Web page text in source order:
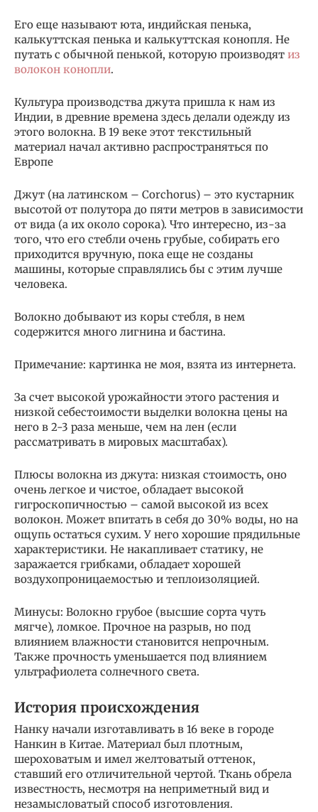
Его еще называют юта, индийская пенька,
калькуттская пенька и калькуттская конопля. Не
путать с обычной пенькой, которую производят из
волокон конопли.
Культура производства джута пришла к нам из
Индии, в древние времена здесь делали одежду из
этого волокна. В 19 веке этот текстильный
материал начал активно распространяться по
Европе
Джут (на латинском – Corchorus) – это кустарник
высотой от полутора до пяти метров в зависимости
от вида (а их около сорока). Что интересно, из-за
того, что его стебли очень грубые, собирать его
приходится вручную, пока еще не созданы
машины, которые справлялись бы с этим лучше
человека.
Волокно добывают из коры стебля, в нем
содержится много лигнина и бастина.
Примечание: картинка не моя, взята из интернета.
За счет высокой урожайности этого растения и
низкой себестоимости выделки волокна цены на
него в 2-3 раза меньше, чем на лен (если
рассматривать в мировых масштабах).
Плюсы волокна из джута: низкая стоимость, оно
очень легкое и чистое, обладает высокой
гигроскопичностью – самой высокой из всех
волокон. Может впитать в себя до 30% воды, но на
ощупь остаться сухим. У него хорошие прядильные
характеристики. Не накапливает статику, не
заражается грибками, обладает хорошей
воздухопроницаемостью и теплоизоляцией.
Минусы: Волокно грубое (высшие сорта чуть
мягче), ломкое. Прочное на разрыв, но под
влиянием влажности становится непрочным.
Также прочность уменьшается под влиянием
ультрафиолета солнечного света.
История происхождения
Нанку начали изготавливать в 16 веке в городе
Нанкин в Китае. Материал был плотным,
шероховатым и имел желтоватый оттенок,
ставший его отличительной чертой. Ткань обрела
известность, несмотря на неприметный вид и
незамысловатый способ изготовления.